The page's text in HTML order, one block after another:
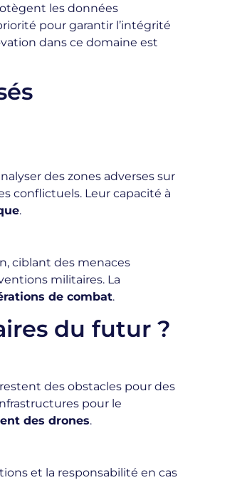
les données
pour garantir l’intégrité
dans ce domaine est
des zones adverses sur
conflictuels. Leur capacité à
.
ciblant des menaces
militaires. La
de combat.
du futur ?
des obstacles pour des
pour le
des drones.
et la responsabilité en cas